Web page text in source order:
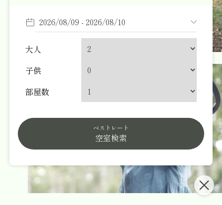
大人
子供
部屋数
ベストレート
空室検索